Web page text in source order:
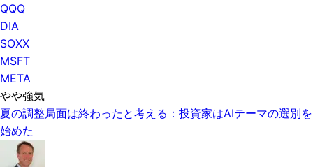
QQQ
DIA
SOXX
MSFT
META
やや強気
夏の調整局面は終わったと考える：投資家はAIテーマの選別を
始めた